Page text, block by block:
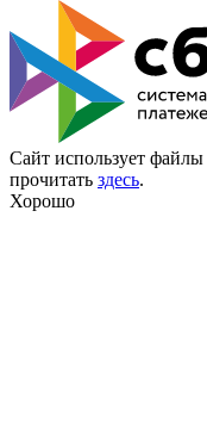
Сайт использует файлы
прочитать здесь.
Хорошо